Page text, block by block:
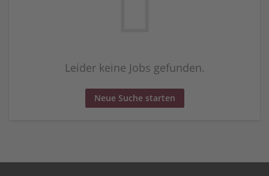
Leider keine Jobs gefunden.
Neue Suche starten